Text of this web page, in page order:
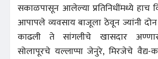
सकाळपासून आलेल्या प्रतिनिधींमध्ये हाच
आपापले व्यवसाय बाजूला ठेवून ज्यांनी
काढली ते सांगलीचे खासदार
सोलापूरचे यल्लाप्पा जेनुरे, मिरजेचे वैद्य-